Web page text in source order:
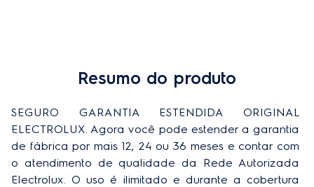
Resumo do produto
SEGURO GARANTIA ESTENDIDA ORIGINAL
ELECTROLUX. Agora você pode estender a garantia
de fábrica por mais 12, 24 ou 36 meses e contar com
o atendimento de qualidade da Rede Autorizada
Electrolux. O uso é ilimitado e durante a cobertura